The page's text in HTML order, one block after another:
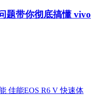
题带你彻底搞懂 vivo